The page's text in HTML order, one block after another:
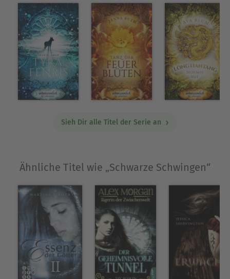
Sieh Dir alle Titel der Serie an
Ähnliche Titel wie „Schwarze Schwingen“